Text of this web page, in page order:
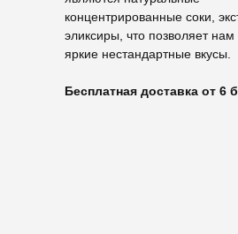
концентрированные соки,
эликсиры, что позволяет нам
яркие нестандартные вкусы.
Бесплатная доставка от 6